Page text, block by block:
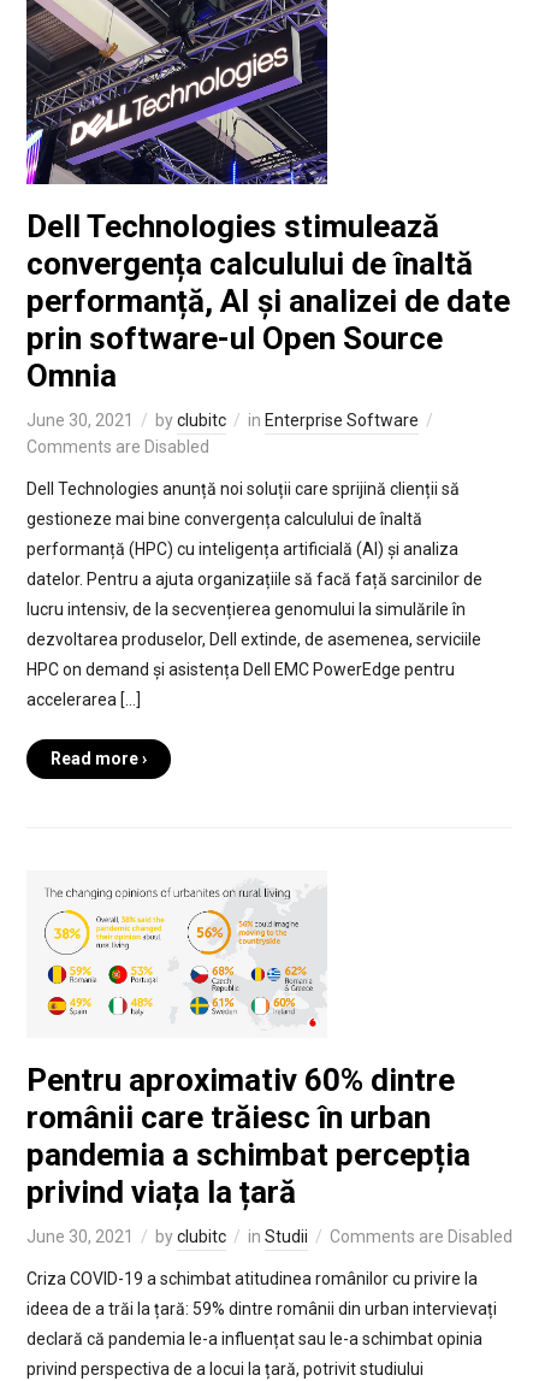
Dell Technologies stimulează
convergența calculului de înaltă
performanță, AI și analizei de date
prin software-ul Open Source
Omnia
June 30, 2021 byclubitc in Enterprise Software
Comments are Disabled
Dell Technologies anunță noi soluții care sprijină clienții să
gestioneze mai bine convergența calculului de înaltă
performanță (HPC) cu inteligența artificială (AI) și analiza
datelor. Pentru a ajuta organizațiile să facă față sarcinilor de
lucru intensiv, de la secvențierea genomului la simulările în
dezvoltarea produselor, Dell extinde, de asemenea, serviciile
HPC on demand și asistența Dell EMC PowerEdge pentru
accelerarea […]
Read more ›
Pentru aproximativ 60% dintre
românii care trăiesc în urban
pandemia a schimbat percepția
privind viața la țară
June 30, 2021 byclubitc in Studii Comments are Disabled
Criza COVID-19 a schimbat atitudinea românilor cu privire la
ideea de a trăi la țară: 59% dintre românii din urban intervievați
declară că pandemia le-a influențat sau le-a schimbat opinia
privind perspectiva de a locui la țară, potrivit studiului